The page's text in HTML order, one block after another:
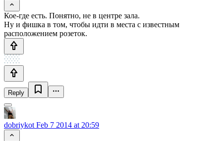
Кое-где есть. Понятно, не в центре зала.
Ну и фишка в том, чтобы идти в места с известным
расположением розеток.
Reply
dobriykot Feb 7 2014 at 20:59